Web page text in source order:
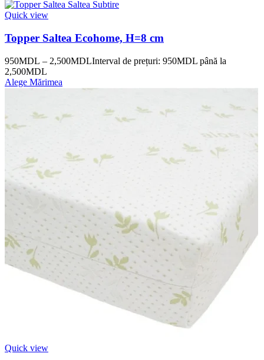
Quick view
Topper Saltea Ecohome, H=8 cm
950MDL – 2,500MDLInterval de prețuri: 950MDL până la
2,500MDL
Alege Mărimea
Quick view